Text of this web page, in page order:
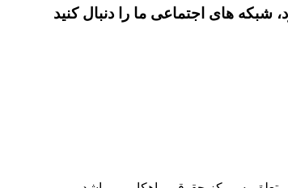
های اجتماعی ما را دنبال کنید